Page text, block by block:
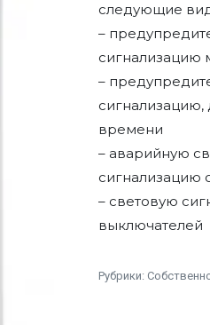
следующие
–
сигнализацию
–
времени
– аварийную
сигнализацию
– световую
выключателей
Рубрики: